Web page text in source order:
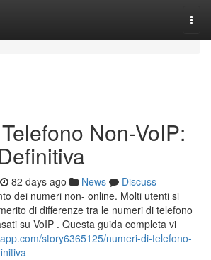
Non-VoIP:
82 days ago News
Discuss
dei numeri non- online. Molti utenti si
di differenze tra le numeri di telefono
su VoIP . Questa guida completa vi
story6365125/numeri-di-telefono-